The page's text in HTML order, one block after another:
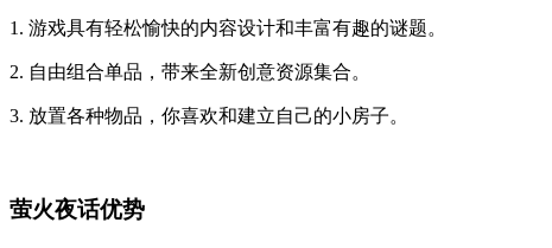
1. 游戏具有轻松愉快的内容设计和丰富有趣的谜题。
2. 自由组合单品，带来全新创意资源集合。
3. 放置各种物品，你喜欢和建立自己的小房子。
萤火夜话优势